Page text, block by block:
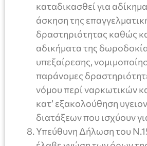
καταδικασθεί για
άσκηση της
δραστηριότητας καθώς
αδικήματα της
υπεξαίρεσης,
παράνομες
νόμου περί ναρκωτικών
κατ’ εξακολούθηση
διατάξεων που ισχύουν
Υπεύθυνη Δήλωση του